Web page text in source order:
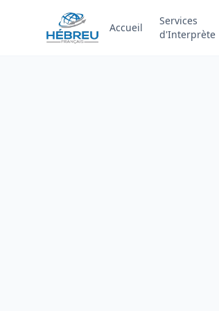
Accueil
Services
d'Interprète